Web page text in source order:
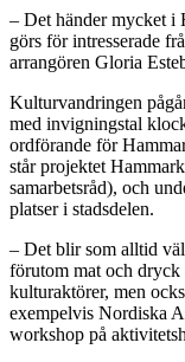
– Det händer mycket i
görs för intresserade
arrangören Gloria
Kulturvandringen
med invigningstal
ordförande för
står projektet
samarbetsråd), och
platser i stadsdelen.
– Det blir som alltid
förutom mat och dryck
kulturaktörer, men
exempelvis Nordiska
workshop på